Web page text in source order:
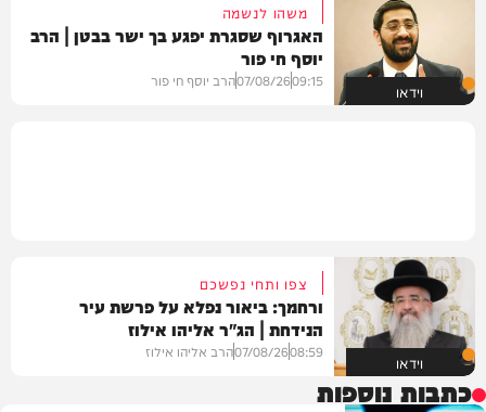
וידאו
משהו לנשמה
האגרוף שסגרת יפגע בך ישר בבטן | הרב
יוסף חי פור
09:15
07/08/26הרב יוסף חי פור
וידאו
צפו ותחי נפשכם
ורחמך: ביאור נפלא על פרשת עיר
הנידחת | הג"ר אליהו אילוז
08:59
07/08/26הרב אליהו אילוז
כתבות נוספות